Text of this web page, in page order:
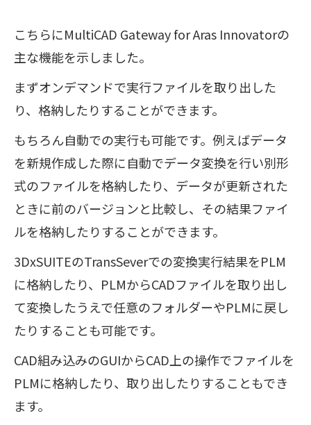
こちらにMultiCAD Gateway for Aras Innovatorの
主な機能を示しました。
まずオンデマンドで実行ファイルを取り出した
り、格納したりすることができます。
もちろん自動での実行も可能です。例えばデータ
を新規作成した際に自動でデータ変換を行い別形
式のファイルを格納したり、データが更新された
ときに前のバージョンと比較し、その結果ファイ
ルを格納したりすることができます。
3DxSUITEのTransSeverでの変換実行結果をPLM
に格納したり、PLMからCADファイルを取り出し
て変換したうえで任意のフォルダーやPLMに戻し
たりすることも可能です。
CAD組み込みのGUIからCAD上の操作でファイルを
PLMに格納したり、取り出したりすることもでき
ます。